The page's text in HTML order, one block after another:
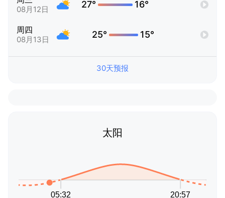
08月12日 27° 16°
周四
08月13日 25° 15°
30天预报
太阳